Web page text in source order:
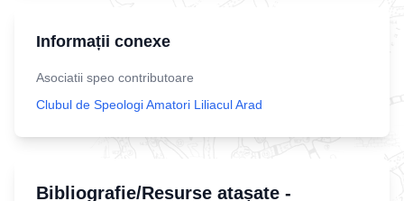
Informații conexe
Asociatii speo contributoare
Clubul de Speologi Amatori Liliacul Arad
Bibliografie/Resurse atașate -